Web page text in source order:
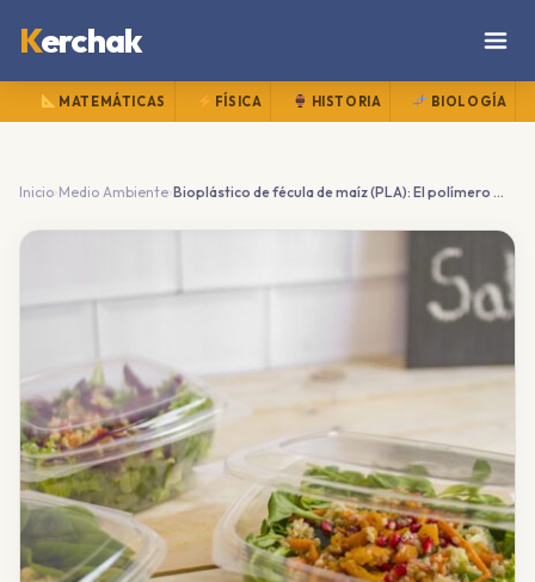
Kerchak
MATEMÁTICAS FÍSICA HISTORIA BIOLOGÍA
Inicio›Medio Ambiente› Bioplástico de fécula de maíz (PLA): El polímero vegetal que compite con el plástico